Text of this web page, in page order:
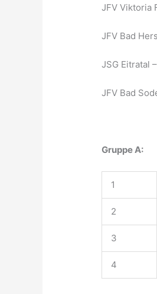
JFV Viktoria
JFV Bad
JSG Eitratal
JFV Bad
Gruppe A:
1
2
3
4